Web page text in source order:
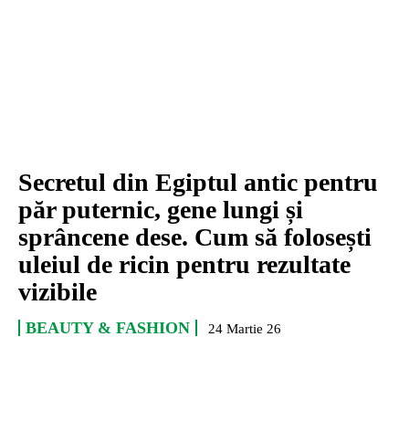
Secretul din Egiptul antic pentru
păr puternic, gene lungi și
sprâncene dese. Cum să folosești
uleiul de ricin pentru rezultate
vizibile
BEAUTY & FASHION 24 Martie 26